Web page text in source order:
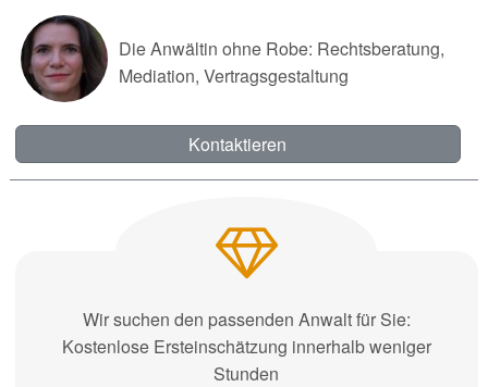
Die Anwältin ohne Robe: Rechtsberatung,
Mediation, Vertragsgestaltung
Kontaktieren
Wir suchen den passenden Anwalt für Sie:
Kostenlose Ersteinschätzung innerhalb weniger
Stunden